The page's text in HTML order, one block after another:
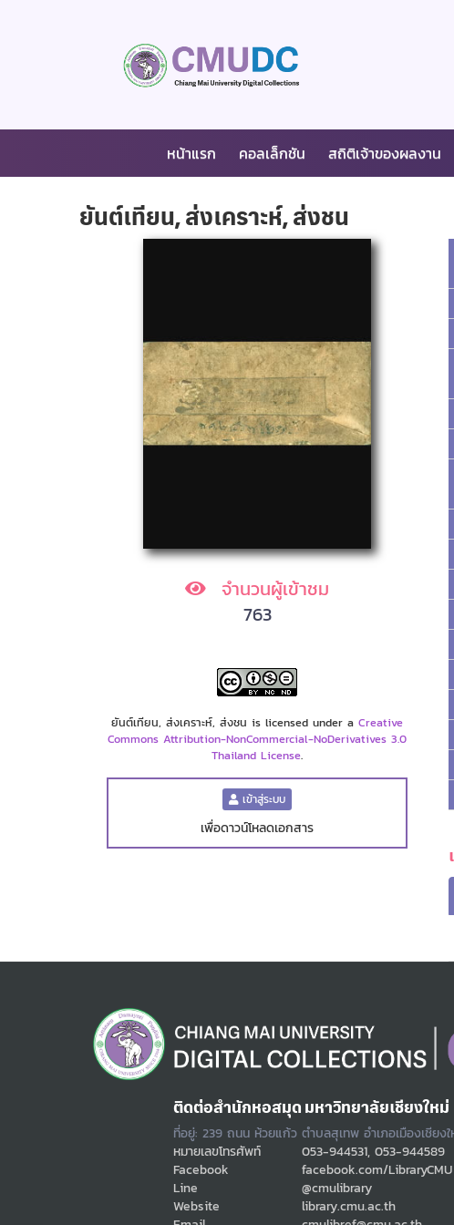
หน้าแรก คอลเล็กชัน สถิติเจ้าของผลงาน
ยันต์เทียน, ส่งเคราะห์, ส่งชน
จำนวนผู้เข้าชม
763
ยันต์เทียน, ส่งเคราะห์, ส่งชน is licensed under a Creative
Commons Attribution-NonCommercial-NoDerivatives 3.0
Thailand License.
เข้าสู่ระบบ
เพื่อดาวน์โหลดเอกสาร
ติดต่อสำนักหอสมุด มหาวิทยาลัยเชียงใหม่
ที่อยู่: 239 ถนน ห้วยแก้ว ตำบลสุเทพ อำเภอเมืองเชียง
หมายเลขโทรศัพท์ 053-944531, 053-944589
Facebook
facebook.com/LibraryCMU
Line
@cmulibrary
Website
library.cmu.ac.th